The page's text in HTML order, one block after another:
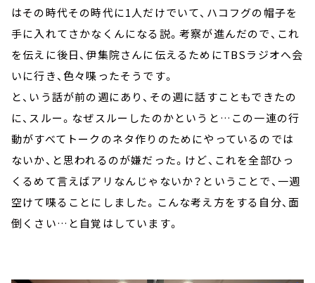
はその時代その時代に1人だけでいて、ハコフグの帽子を
手に入れてさかなくんになる説。考察が進んだので、これ
を伝えに後日、伊集院さんに伝えるためにTBSラジオへ会
いに行き、色々喋ったそうです。
と、いう話が前の週にあり、その週に話すこともできたの
に、スルー。なぜスルーしたのかというと…この一連の行
動がすべてトークのネタ作りのためにやっているのでは
ないか、と思われるのが嫌だった。けど、これを全部ひっ
くるめて言えばアリなんじゃないか？ということで、一週
空けて喋ることにしました。こんな考え方をする自分、面
倒くさい…と自覚はしています。